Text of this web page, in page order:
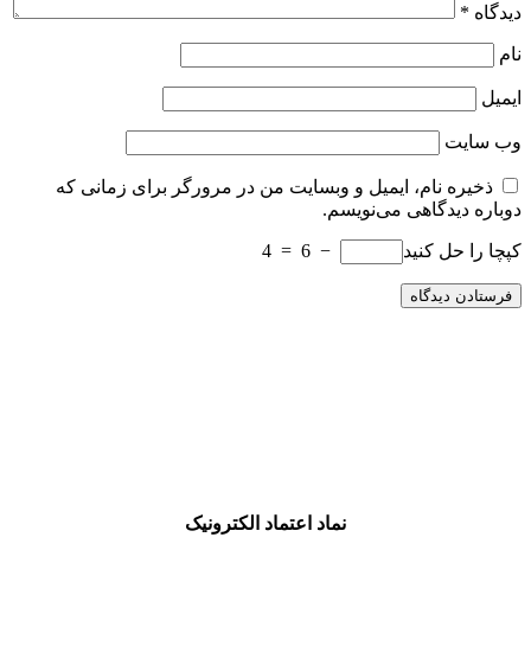
دیدگاه *
نام
ایمیل
وب‌ سایت
ذخیره نام، ایمیل و وبسایت من در مرورگر برای زمانی که
دوباره دیدگاهی می‌نویسم.
کپچا را حل کنید − 6 = 4
نماد اعتماد الکترونیک